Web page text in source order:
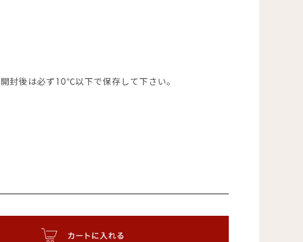
封後は必ず10℃以下で保存して下さい。